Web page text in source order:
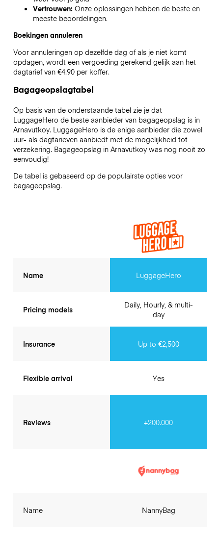
Vertrouwen: Onze oplossingen hebben de beste en
meeste beoordelingen.
Boekingen annuleren
Voor annuleringen op dezelfde dag of als je niet komt
opdagen, wordt een vergoeding gerekend gelijk aan het
dagtarief van €4.90 per koffer.
Bagageopslagtabel
Op basis van de onderstaande tabel zie je dat
LuggageHero de beste aanbieder van bagageopslag is in
Arnavutkoy. LuggageHero is de enige aanbieder die zowel
uur- als dagtarieven aanbiedt met de mogelijkheid tot
verzekering. Bagageopslag in Arnavutkoywas nog nooit zo
eenvoudig!
De tabel is gebaseerd op de populairste opties voor
bagageopslag.
Name
Pricing models
Insurance
Flexible arrival
Reviews
LuggageHero
Daily, Hourly, & multi-
day
Up to €2,500
Yes
+200.000
Name NannyBag